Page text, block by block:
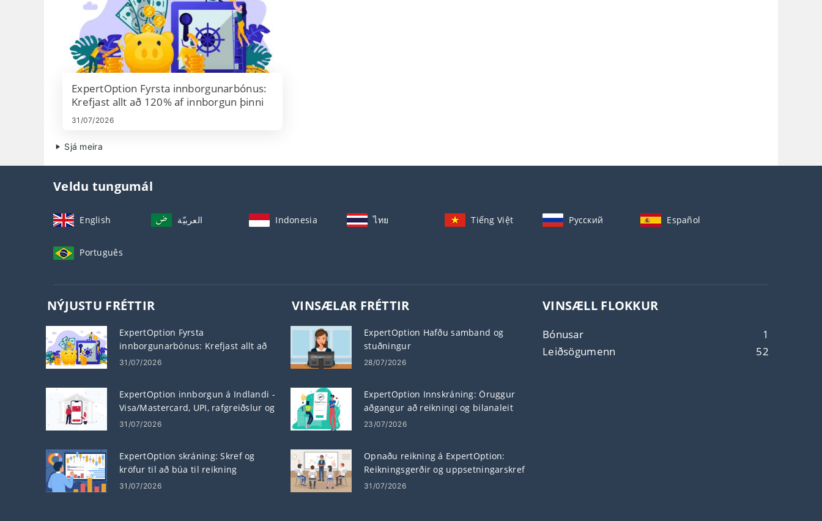
ExpertOption Fyrsta innborgunarbónus:
Krefjast allt að 120% af innborgun þinni
31/07/2026
Sjá meira
Veldu tungumál
English العربيّة Indonesia ไทย Tiếng Việt Русский Español
Português
NÝJUSTU FRÉTTIR
ExpertOption Fyrsta
innborgunarbónus: Krefjast allt að
120% af innborgun þinni
31/07/2026
ExpertOption innborgun á Indlandi -
Visa/Mastercard, UPI, rafgreiðslur og
dulritun
31/07/2026
ExpertOption skráning: Skref og
kröfur til að búa til reikning
31/07/2026
VINSÆLAR FRÉTTIR
ExpertOption Hafðu samband og
stuðningur
28/07/2026
ExpertOption Innskráning: Öruggur
aðgangur að reikningi og bilanaleit
23/07/2026
Opnaðu reikning á ExpertOption:
Reikningsgerðir og uppsetningarskref
31/07/2026
VINSÆLL FLOKKUR
Bónusar
1
Leiðsögumenn
52